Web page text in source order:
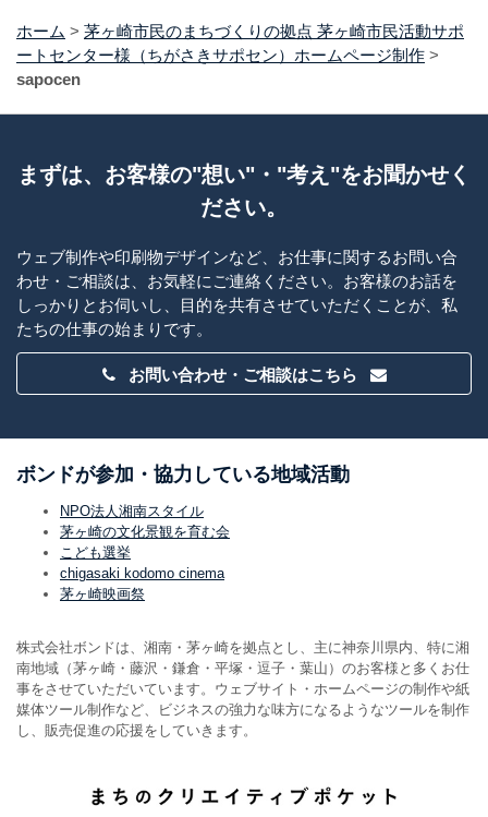
ホーム > 茅ヶ崎市民のまちづくりの拠点 茅ヶ崎市民活動サポ
ートセンター様（ちがさきサポセン）ホームページ制作 >
sapocen
まずは、お客様の"想い"・"考え"をお聞かせく
ださい。
ウェブ制作や印刷物デザインなど、お仕事に関するお問い合
わせ・ご相談は、お気軽にご連絡ください。お客様のお話を
しっかりとお伺いし、目的を共有させていただくことが、私
たちの仕事の始まりです。
お問い合わせ・ご相談はこちら
ボンドが参加・協力している地域活動
NPO法人湘南スタイル
茅ヶ崎の文化景観を育む会
こども選挙
chigasaki kodomo cinema
茅ヶ崎映画祭
株式会社ボンドは、湘南・茅ヶ崎を拠点とし、主に神奈川県内、特に湘
南地域（茅ヶ崎・藤沢・鎌倉・平塚・逗子・葉山）のお客様と多くお仕
事をさせていただいています。ウェブサイト・ホームページの制作や紙
媒体ツール制作など、ビジネスの強力な味方になるようなツールを制作
し、販売促進の応援をしていきます。